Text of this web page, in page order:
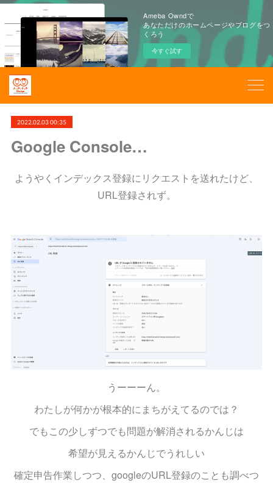
Ameba Owndで
あなただけのホームページやブログをつ
くろう
今すぐ試す
2022.02.03 00:35
Google Console…
ようやくインデックス登録にリクエストを送れたけど、
URL登録されず。
うーーーん。
わたしが何かが根本的にまちがえてるのでは？
でもこの少しずつでも問題が解消されるかんじは
希望が見えるかんじでうれしい
確定申告作業しつつ、googleのURL登録のことも調べつ